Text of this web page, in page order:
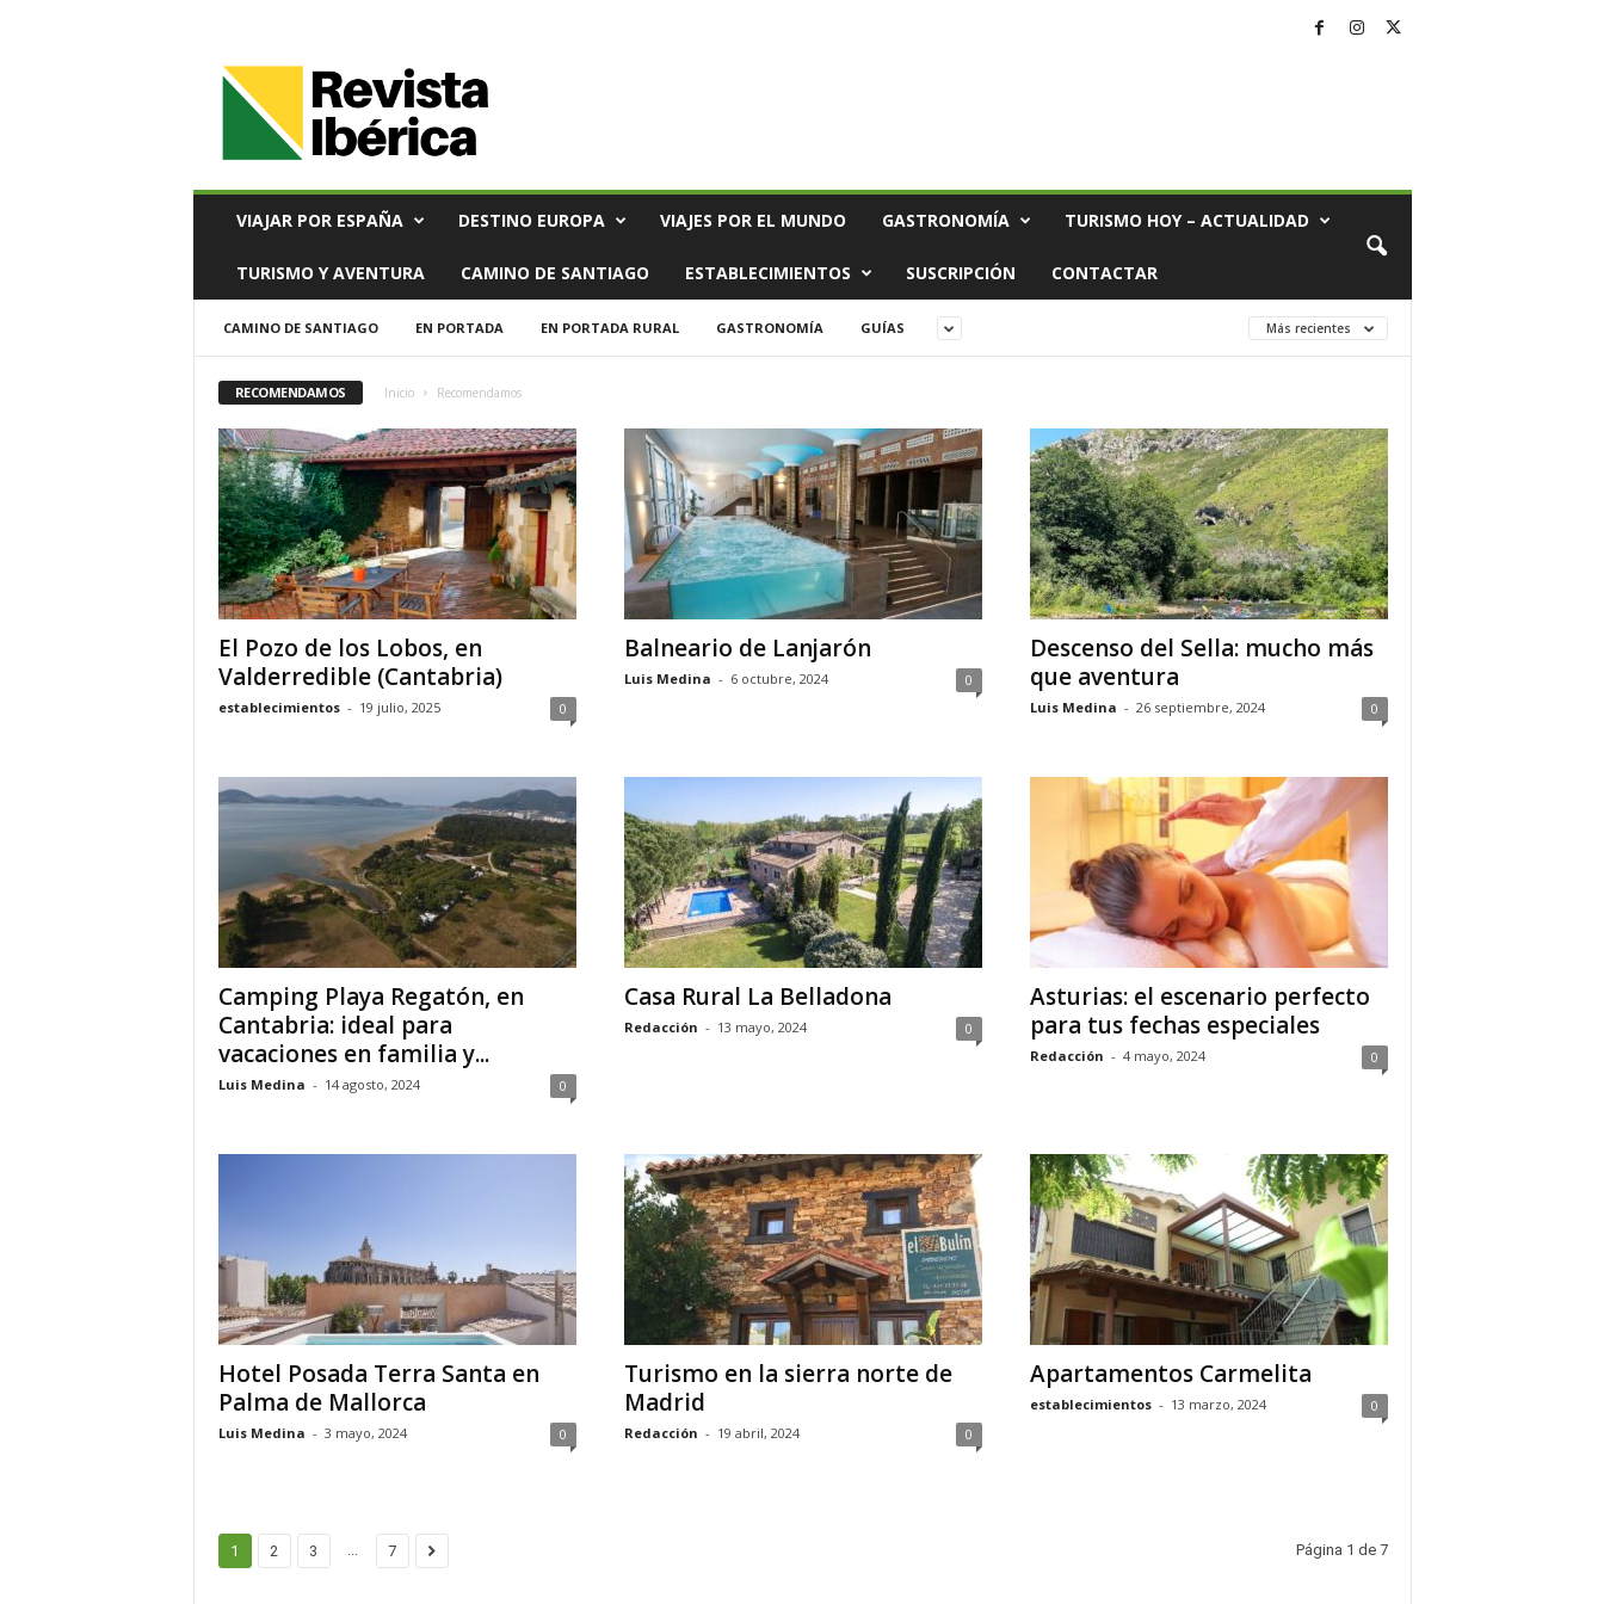
m
VIAJAR POR ESPAÑA DESTINO EUROPA VIAJES POR EL MUNDO GASTRONOMÍA TURISMO HOY – ACTUALIDAD
TURISMO Y AVENTURA CAMINO DE SANTIAGO ESTABLECIMIENTOS SUSCRIPCIÓN CONTACTAR
CAMINO DE SANTIAGO EN PORTADA EN PORTADA RURAL GASTRONOMÍA GUÍAS Más recientes
RECOMENDAMOS Inicio Recomendamos
El Pozo de los Lobos, en
Valderredible (Cantabria)
establecimientos - 19 julio, 2025 0
Balneario de Lanjarón
Luis Medina - 6 octubre, 2024 0
Descenso del Sella: mucho más
que aventura
Luis Medina - 26 septiembre, 2024 0
Camping Playa Regatón, en
Cantabria: ideal para
vacaciones en familia y...
Luis Medina - 14 agosto, 2024 0
Casa Rural La Belladona
Redacción - 13 mayo, 2024 0
Asturias: el escenario perfecto
para tus fechas especiales
Redacción - 4 mayo, 2024 0
Hotel Posada Terra Santa en
Palma de Mallorca
Luis Medina - 3 mayo, 2024 0
Turismo en la sierra norte de
Madrid
Redacción - 19 abril, 2024 0
Apartamentos Carmelita
establecimientos - 13 marzo, 2024 0
1 2 3 ... 7 Página 1 de 7